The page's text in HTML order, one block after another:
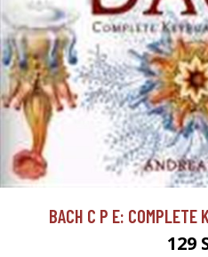
BACH C P E: COMPLETE
129